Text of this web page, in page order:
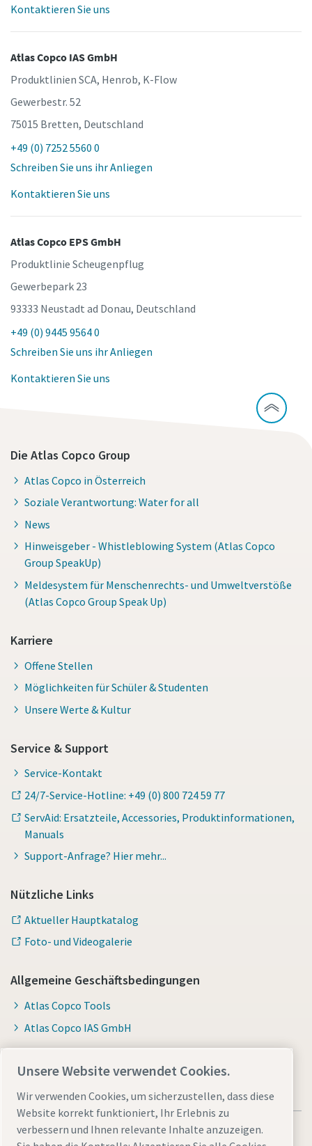
Kontaktieren Sie uns
Atlas Copco IAS GmbH
Produktlinien SCA, Henrob, K-Flow
Gewerbestr. 52
75015 Bretten, Deutschland
+49 (0) 7252 5560 0
Schreiben Sie uns ihr Anliegen
Kontaktieren Sie uns
Atlas Copco EPS GmbH
Produktlinie Scheugenpflug
Gewerbepark 23
93333 Neustadt ad Donau, Deutschland
+49 (0) 9445 9564 0
Schreiben Sie uns ihr Anliegen
Kontaktieren Sie uns
Die Atlas Copco Group
Atlas Copco in Österreich
Soziale Verantwortung: Water for all
News
Hinweisgeber - Whistleblowing System (Atlas Copco
Group SpeakUp)
Meldesystem für Menschenrechts- und Umweltverstöße
(Atlas Copco Group Speak Up)
Karriere
Offene Stellen
Möglichkeiten für Schüler & Studenten
Unsere Werte & Kultur
Service & Support
Service-Kontakt
24/7-Service-Hotline: +49 (0) 800 724 59 77
ServAid: Ersatzteile, Accessories, Produktinformationen,
Manuals
Support-Anfrage? Hier mehr...
Nützliche Links
Aktueller Hauptkatalog
Foto- und Videogalerie
Allgemeine Geschäftsbedingungen
Atlas Copco Tools
Atlas Copco IAS GmbH
Unsere Website verwendet Cookies.
Wir verwenden Cookies, um sicherzustellen, dass diese
Website korrekt funktioniert, Ihr Erlebnis zu
verbessern und Ihnen relevante Inhalte anzuzeigen.